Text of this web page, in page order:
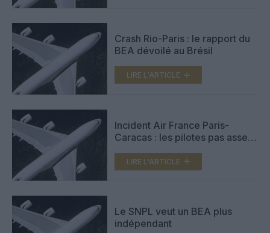
Crash Rio-Paris : le rapport du
BEA dévoilé au Brésil
LIRE L'ARTICLE
Incident Air France Paris-
Caracas : les pilotes pas assez
LIRE L'ARTICLE
Le SNPL veut un BEA plus
indépendant